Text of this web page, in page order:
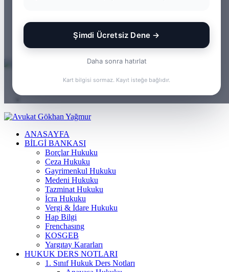
Şimdi Ücretsiz Dene →
Daha sonra hatırlat
Kart bilgisi sormaz. Kayıt isteğe bağlıdır.
Ol
Rastgele
Bölmesi
yap
ANASAYFA
BILGI BANKASI
Borçlar Hukuku
Ceza Hukuku
Gayrimenkul Hukuku
Medeni Hukuku
Tazminat Hukuku
İcra Hukuku
Vergi & İdare Hukuku
Hap Bilgi
Frenchasıng
KOSGEB
Yargıtay Kararları
HUKUK DERS NOTLARI
1. Sınıf Hukuk Ders Notları